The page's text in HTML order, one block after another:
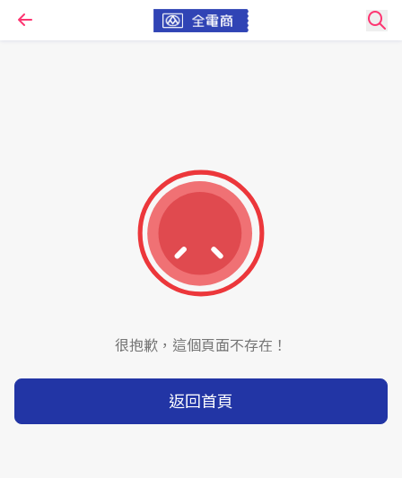
很抱歉，這個頁面不存在！
返回首頁